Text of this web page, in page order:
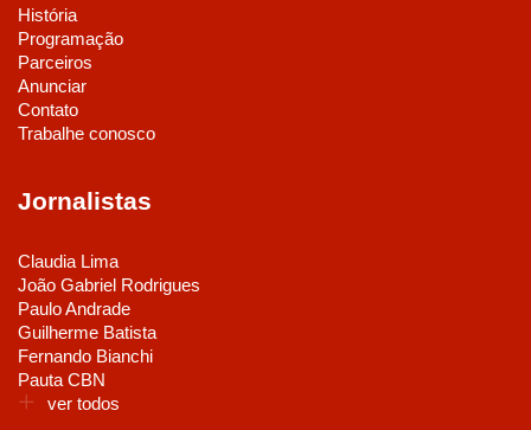
História
Programação
Parceiros
Anunciar
Contato
Trabalhe conosco
Jornalistas
Claudia Lima
João Gabriel Rodrigues
Paulo Andrade
Guilherme Batista
Fernando Bianchi
Pauta CBN
ver todos